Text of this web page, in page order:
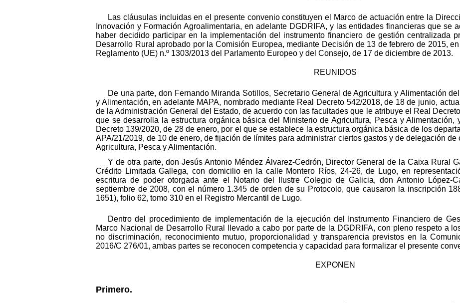
Las cláusulas incluidas en el presente convenio constituyen el Marco de actuación entre la
Innovación y Formación Agroalimentaria, en adelante DGDRIFA, y las entidades financieras que se
haber decidido participar en la implementación del instrumento financiero de gestión centralizada
Desarrollo Rural aprobado por la Comisión Europea, mediante Decisión de 13 de febrero de 2015,
Reglamento (UE) n.º 1303/2013 del Parlamento Europeo y del Consejo, de 17 de diciembre de 2013.
REUNIDOS
De una parte, don Fernando Miranda Sotillos, Secretario General de Agricultura y Alimentación
y Alimentación, en adelante MAPA, nombrado mediante Real Decreto 542/2018, de 18 de junio,
de la Administración General del Estado, de acuerdo con las facultades que le atribuye el Real
que se desarrolla la estructura orgánica básica del Ministerio de Agricultura, Pesca y Alimentación,
Decreto 139/2020, de 28 de enero, por el que se establece la estructura orgánica básica de los
APA/21/2019, de 10 de enero, de fijación de límites para administrar ciertos gastos y de delegación
Agricultura, Pesca y Alimentación.
Y de otra parte, don Jesús Antonio Méndez Álvarez-Cedrón, Director General de la Caixa Rural
Crédito Limitada Gallega, con domicilio en la calle Montero Ríos, 24-26, de Lugo, en
escritura de poder otorgada ante el Notario del Ilustre Colegio de Galicia, don Antonio López-
septiembre de 2008, con el número 1.345 de orden de su Protocolo, que causaron la inscripción
1651), folio 62, tomo 310 en el Registro Mercantil de Lugo.
Dentro del procedimiento de implementación de la ejecución del Instrumento Financiero de
Marco Nacional de Desarrollo Rural llevado a cabo por parte de la DGDRIFA, con pleno respeto a
no discriminación, reconocimiento mutuo, proporcionalidad y transparencia previstos en la
2016/C 276/01, ambas partes se reconocen competencia y capacidad para formalizar el presente
EXPONEN
Primero.